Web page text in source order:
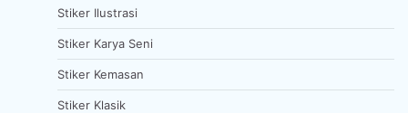
Stiker Ilustrasi
Stiker Karya Seni
Stiker Kemasan
Stiker Klasik